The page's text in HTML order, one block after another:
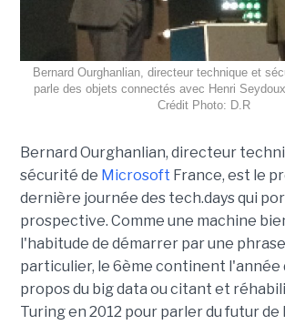
Bernard Ourghanlian, directeur technique et
parle des objets connectés avec Henri
Crédit Photo: D.R
Bernard Ourghanlian, directeur
sécurité de Microsoft France, est le
dernière journée des tech.days qui
prospective. Comme une machine
l'habitude de démarrer par une
particulier, le 6ème continent l'année
propos du big data ou citant et
Turing en 2012 pour parler du futur